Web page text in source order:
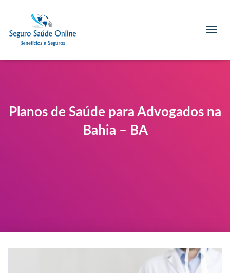
V
Planos de Saúde para Advogados na
Bahia – BA​